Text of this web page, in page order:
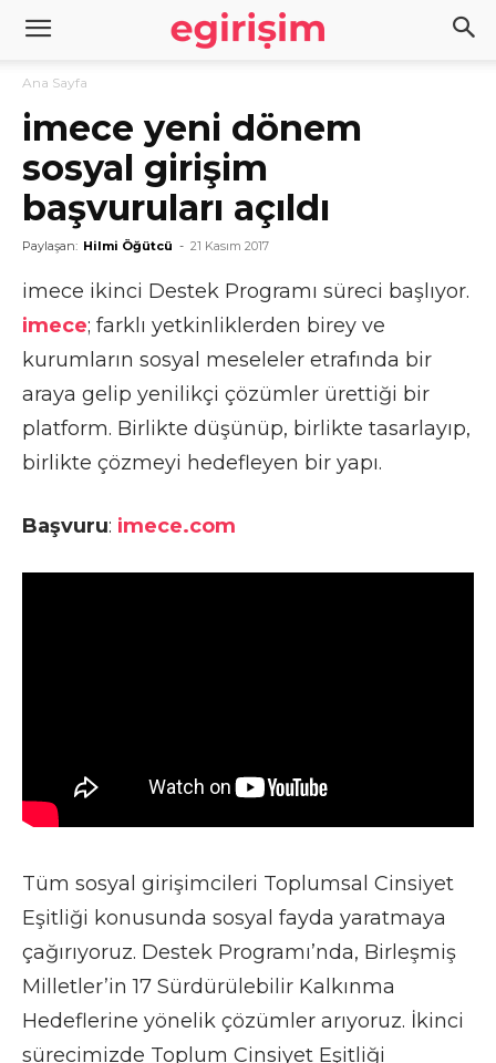
Ana Sayfa
imece yeni dönem
sosyal girişim
başvuruları açıldı
Paylaşan: Hilmi Öğütcü - 21 Kasım 2017
imece ikinci Destek Programı süreci başlıyor.
imece; farklı yetkinliklerden birey ve
kurumların sosyal meseleler etrafında bir
araya gelip yenilikçi çözümler ürettiği bir
platform. Birlikte düşünüp, birlikte tasarlayıp,
birlikte çözmeyi hedefleyen bir yapı.
Başvuru: imece.com
Tüm sosyal girişimcileri Toplumsal Cinsiyet
Eşitliği konusunda sosyal fayda yaratmaya
çağırıyoruz. Destek Programı’nda, Birleşmiş
Milletler’in 17 Sürdürülebilir Kalkınma
Hedeflerine yönelik çözümler arıyoruz. İkinci
sürecimizde Toplum Cinsiyet Eşitliği